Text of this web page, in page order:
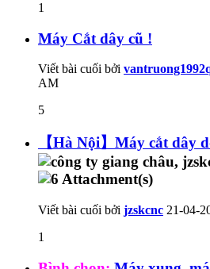
1
Máy Cắt dây cũ !
Viết bài cuối bởi
AM
5
【Hà Nội】Máy cắt dây
Viết bài cuối bởi jzskcnc 21-04-
1